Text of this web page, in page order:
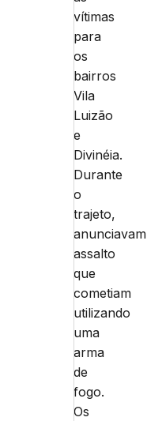
vítimas
para
os
bairros
Vila
Luizão
e
Divinéia.
Durante
o
trajeto,
anunciavam
assalto
que
cometiam
utilizando
uma
arma
de
fogo.
Os